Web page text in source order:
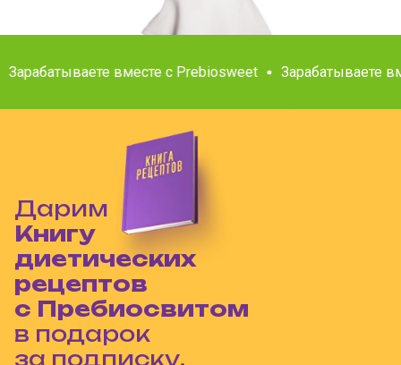
Зарабатываете вместе с Prebiosweet Зарабатываете
Дарим
Книгу
диетических
рецептов
с Пребиосвитом
в подарок
за подписку.